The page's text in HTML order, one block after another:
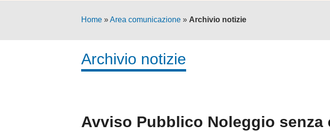
Home »Area comunicazione » Archivio notizie
Archivio notizie
Avviso Pubblico Noleggio senza